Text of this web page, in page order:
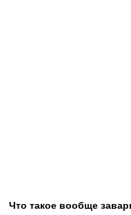
Что такое вообще